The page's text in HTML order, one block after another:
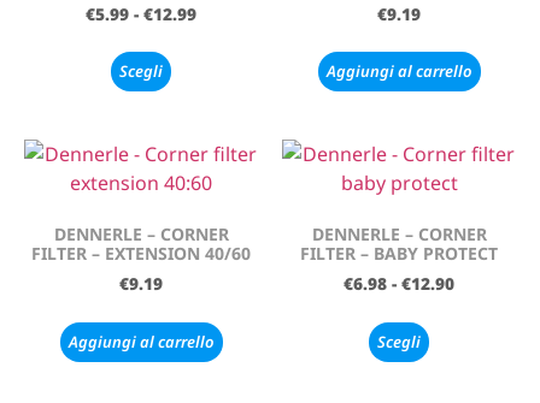
€5.99 - €12.99
Scegli
€9.19
Aggiungi al carrello
DENNERLE – CORNER
FILTER – EXTENSION 40/60
€9.19
Aggiungi al carrello
DENNERLE – CORNER
FILTER – BABY PROTECT
€6.98 - €12.90
Scegli